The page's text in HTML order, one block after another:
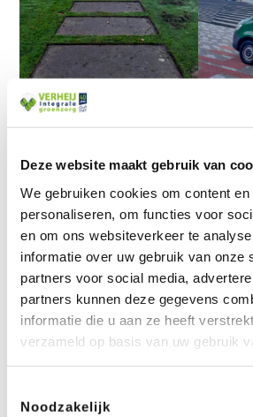
Deze website maakt gebruik van
We gebruiken cookies om content
personaliseren, om functies voor
en om ons websiteverkeer te
informatie over uw gebruik van onze
partners voor social media,
partners kunnen deze gegevens
informatie die u aan ze heeft
verzameld op basis van uw gebruik
Noodzakelijk
OPTIMALE ZORG VOOR
Jaarrond zorgen we er voor dat
bijgehouden wordt . Dit doen we
beeldkwaliteitsnorm zodat
pauzes kunnen genieten van de
Voor het maaien gebruiken we
dakbelasting niet te overschrijden.